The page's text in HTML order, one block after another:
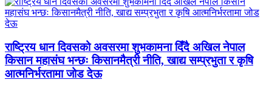
राष्ट्रिय धान दिवसको अवसरमा शुभकामना दिँदै अखिल नेपाल
किसान महासंघ भन्छः किसानमैत्री नीति, खाद्य सम्प्रभुता र कृषि
आत्मनिर्भरतामा जोड देऊ